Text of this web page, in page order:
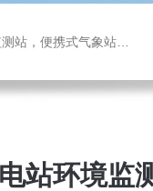
气象站，水位监测站
站环境监